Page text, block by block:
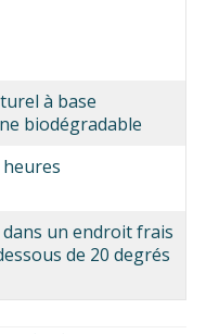
à base
biodégradable
heures
un endroit frais
de 20 degrés